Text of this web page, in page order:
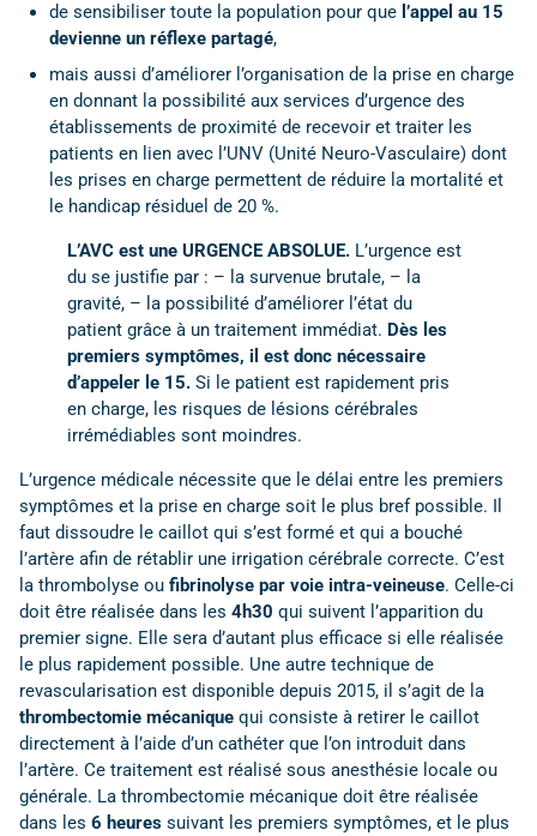
de sensibiliser toute la population pour que l’appel au 15
devienne un réflexe partagé,
mais aussi d’améliorer l’organisation de la prise en charge
en donnant la possibilité aux services d’urgence des
établissements de proximité de recevoir et traiter les
patients en lien avec l’UNV (Unité Neuro-Vasculaire) dont
les prises en charge permettent de réduire la mortalité et
le handicap résiduel de 20 %.
L’AVC est une URGENCE ABSOLUE. L’urgence est
du se justifie par : – la survenue brutale, – la
gravité, – la possibilité d’améliorer l’état du
patient grâce à un traitement immédiat. Dès les
premiers symptômes, il est donc nécessaire
d’appeler le 15. Si le patient est rapidement pris
en charge, les risques de lésions cérébrales
irrémédiables sont moindres.
L’urgence médicale nécessite que le délai entre les premiers
symptômes et la prise en charge soit le plus bref possible. Il
faut dissoudre le caillot qui s’est formé et qui a bouché
l’artère afin de rétablir une irrigation cérébrale correcte. C’est
la thrombolyse ou fibrinolyse par voie intra-veineuse. Celle-ci
doit être réalisée dans les 4h30 qui suivent l’apparition du
premier signe. Elle sera d’autant plus efficace si elle réalisée
le plus rapidement possible. Une autre technique de
revascularisation est disponible depuis 2015, il s’agit de la
thrombectomie mécanique qui consiste à retirer le caillot
directement à l’aide d’un cathéter que l’on introduit dans
l’artère. Ce traitement est réalisé sous anesthésie locale ou
générale. La thrombectomie mécanique doit être réalisée
dans les 6 heures suivant les premiers symptômes, et le plus